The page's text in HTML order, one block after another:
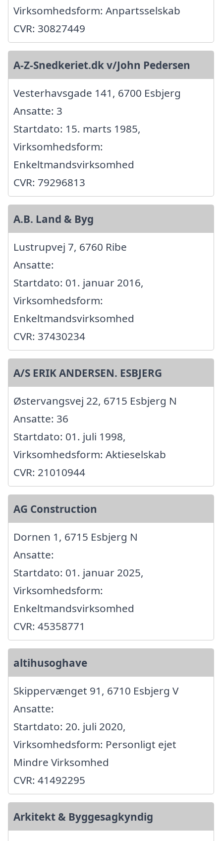
Virksomhedsform: Anpartsselskab
CVR: 30827449
A-Z-Snedkeriet.dk v/John Pedersen
Vesterhavsgade 141, 6700 Esbjerg
Ansatte: 3
Startdato: 15. marts 1985,
Virksomhedsform:
Enkeltmandsvirksomhed
CVR: 79296813
A.B. Land & Byg
Lustrupvej 7, 6760 Ribe
Ansatte:
Startdato: 01. januar 2016,
Virksomhedsform:
Enkeltmandsvirksomhed
CVR: 37430234
A/S ERIK ANDERSEN. ESBJERG
Østervangsvej 22, 6715 Esbjerg N
Ansatte: 36
Startdato: 01. juli 1998,
Virksomhedsform: Aktieselskab
CVR: 21010944
AG Construction
Dornen 1, 6715 Esbjerg N
Ansatte:
Startdato: 01. januar 2025,
Virksomhedsform:
Enkeltmandsvirksomhed
CVR: 45358771
altihusoghave
Skippervænget 91, 6710 Esbjerg V
Ansatte:
Startdato: 20. juli 2020,
Virksomhedsform: Personligt ejet
Mindre Virksomhed
CVR: 41492295
Arkitekt & Byggesagkyndig